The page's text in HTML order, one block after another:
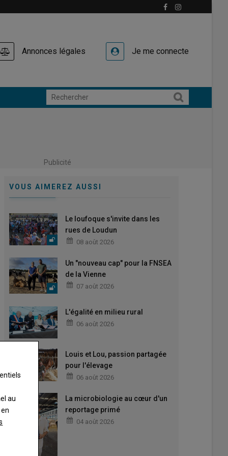
Annonces légales Je me connecte
Publicité
VOUS AIMEREZ AUSSI
Le loufoque s'invite dans les
rues de Loudun
08 août 2026
Un "nouveau cap" pour la FNSEA
de la Vienne
07 août 2026
L'égalité en milieu rural
06 août 2026
Louis et Lou, passion partagée
pour l'élevage
06 août 2026
La microbiologie au cœur d'un
reportage primé
04 août 2026
au